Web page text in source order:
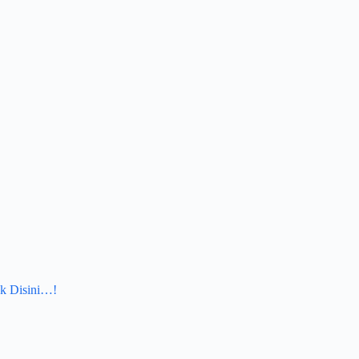
Disini…!